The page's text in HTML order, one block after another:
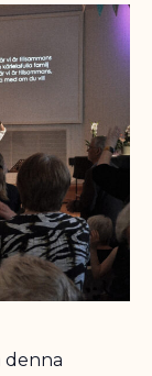
denna